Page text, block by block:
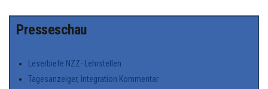
Presseschau
Leserbiefe NZZ- Lehrstellen
Tagesanzeiger, Integration Kommentar